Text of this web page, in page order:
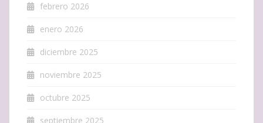
febrero 2026
enero 2026
diciembre 2025
noviembre 2025
octubre 2025
septiembre 2025